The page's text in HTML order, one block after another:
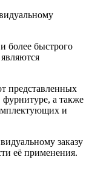
более быстрого
представленных
фурнитуре, а также
и
заказу
её применения.